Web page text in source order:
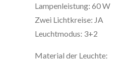
Lampenleistung: 60 W
Zwei Lichtkreise: JA
Leuchtmodus: 3+2
Material der Leuchte: